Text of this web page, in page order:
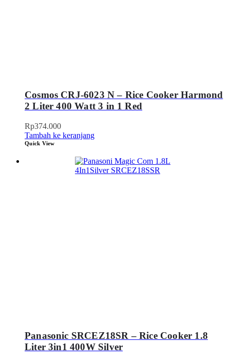
Cosmos CRJ-6023 N – Rice Cooker Harmond
2 Liter 400 Watt 3 in 1 Red
Rp374.000
Tambah ke keranjang
Quick View
Panasonic SRCEZ18SR – Rice Cooker 1.8
Liter 3in1 400W Silver